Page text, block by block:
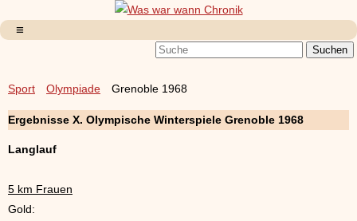
Sport Olympiade Grenoble 1968
Ergebnisse X. Olympische Winterspiele Grenoble 1968
Langlauf
5 km Frauen
Gold: